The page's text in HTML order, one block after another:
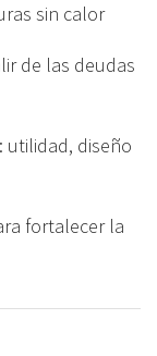
sin calor
de las deudas
utilidad, diseño
fortalecer la